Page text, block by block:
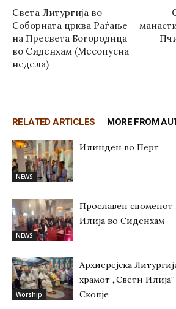
Света Литургија во
Соборната црква Раѓање
на Пресвета Богородица
во Сиденхам (Месопусна
недела)
RELATED ARTICLES MORE FROM
NEWS
Илинден во Перт
NEWS
Прославен споменот
Илија во Сиденхам
Worship
Архиерејска
храмот „Свети
Скопје